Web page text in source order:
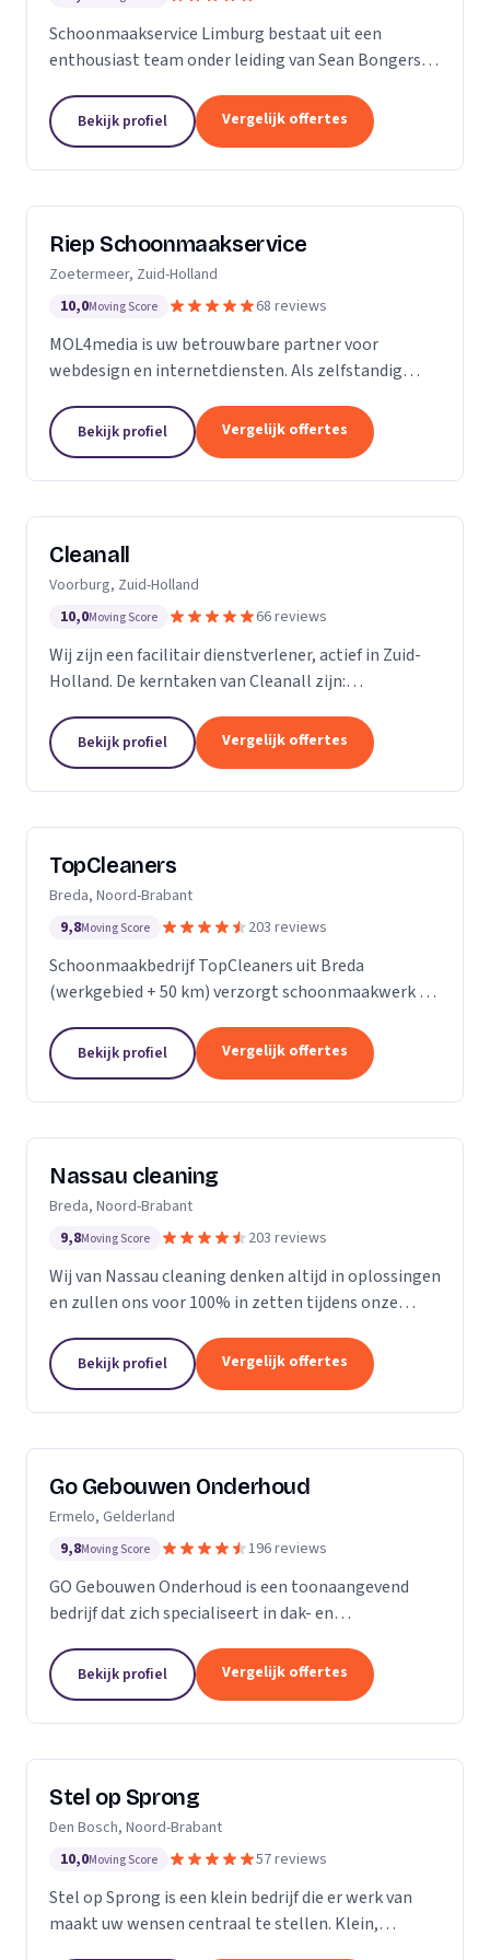
Schoonmaakservice Limburg bestaat uit een
enthousiast team onder leiding van Sean Bongers,
een aantal jaren in de schoonmaakbranche
werkzaam te...
Bekijk profiel Vergelijk offertes
Riep Schoonmaakservice
Zoetermeer, Zuid-Holland
10,0Moving Score 68 reviews
MOL4media is uw betrouwbare partner voor
webdesign en internetdiensten. Als zelfstandig
Content Management Systeem Joomla, zet ik, Ton
van der Helm,...
Bekijk profiel Vergelijk offertes
Cleanall
Voorburg, Zuid-Holland
10,0Moving Score 66 reviews
Wij zijn een facilitair dienstverlener, actief in Zuid-
Holland. De kerntaken van Cleanall zijn:
wij aanbieden in particulieren en zakelijke
omgevingen....
Bekijk profiel Vergelijk offertes
TopCleaners
Breda, Noord-Brabant
9,8Moving Score 203 reviews
Schoonmaakbedrijf TopCleaners uit Breda
(werkgebied + 50 km) verzorgt schoonmaakwerk bij
enthousiaste en vak geschoolde schoonmakers. Wij
leveren...
Bekijk profiel Vergelijk offertes
Nassau cleaning
Breda, Noord-Brabant
9,8Moving Score 203 reviews
Wij van Nassau cleaning denken altijd in oplossingen
en zullen ons voor 100% in zetten tijdens onze
Bekijk profiel Vergelijk offertes
Go Gebouwen Onderhoud
Ermelo, Gelderland
9,8Moving Score 196 reviews
GO Gebouwen Onderhoud is een toonaangevend
bedrijf dat zich specialiseert in dak- en
samenhangt. Met onze vakkundige aanpak zorgen
we ervoor dat uw pand...
Bekijk profiel Vergelijk offertes
Stel op Sprong
Den Bosch, Noord-Brabant
10,0Moving Score 57 reviews
Stel op Sprong is een klein bedrijf die er werk van
maakt uw wensen centraal te stellen. Klein,